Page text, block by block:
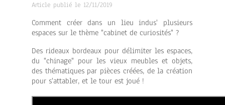
Article publié le 12/11/2019
Comment créer dans un lieu indus' plusieurs
espaces sur le thème "cabinet de curiosités" ?
Des rideaux bordeaux pour délimiter les espaces,
du "chinage" pour les vieux meubles et objets,
des thématiques par pièces créées, de la création
pour s'attabler, et le tour est joué !